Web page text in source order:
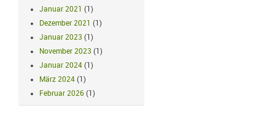
Januar 2021 (1)
Dezember 2021 (1)
Januar 2023 (1)
November 2023 (1)
Januar 2024 (1)
März 2024 (1)
Februar 2026 (1)